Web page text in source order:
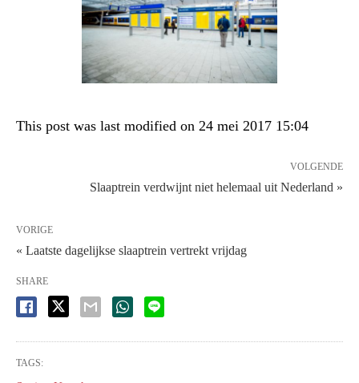
This post was last modified on 24 mei 2017 15:04
VOLGENDE
Slaaptrein verdwijnt niet helemaal uit Nederland »
VORIGE
« Laatste dagelijkse slaaptrein vertrekt vrijdag
SHARE
TAGS: